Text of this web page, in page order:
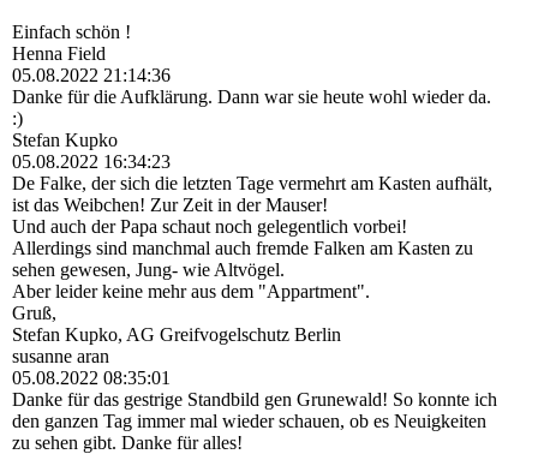
Einfach schön !
Henna Field
05.08.2022 21:14:36
Danke für die Aufklärung. Dann war sie heute wohl wieder da.
:)
Stefan Kupko
05.08.2022 16:34:23
De Falke, der sich die letzten Tage vermehrt am Kasten aufhält,
ist das Weibchen! Zur Zeit in der Mauser!
Und auch der Papa schaut noch gelegentlich vorbei!
Allerdings sind manchmal auch fremde Falken am Kasten zu
sehen gewesen, Jung- wie Altvögel.
Aber leider keine mehr aus dem "Appartment".
Gruß,
Stefan Kupko, AG Greifvogelschutz Berlin
susanne aran
05.08.2022 08:35:01
Danke für das gestrige Standbild gen Grunewald! So konnte ich
den ganzen Tag immer mal wieder schauen, ob es Neuigkeiten
zu sehen gibt. Danke für alles!